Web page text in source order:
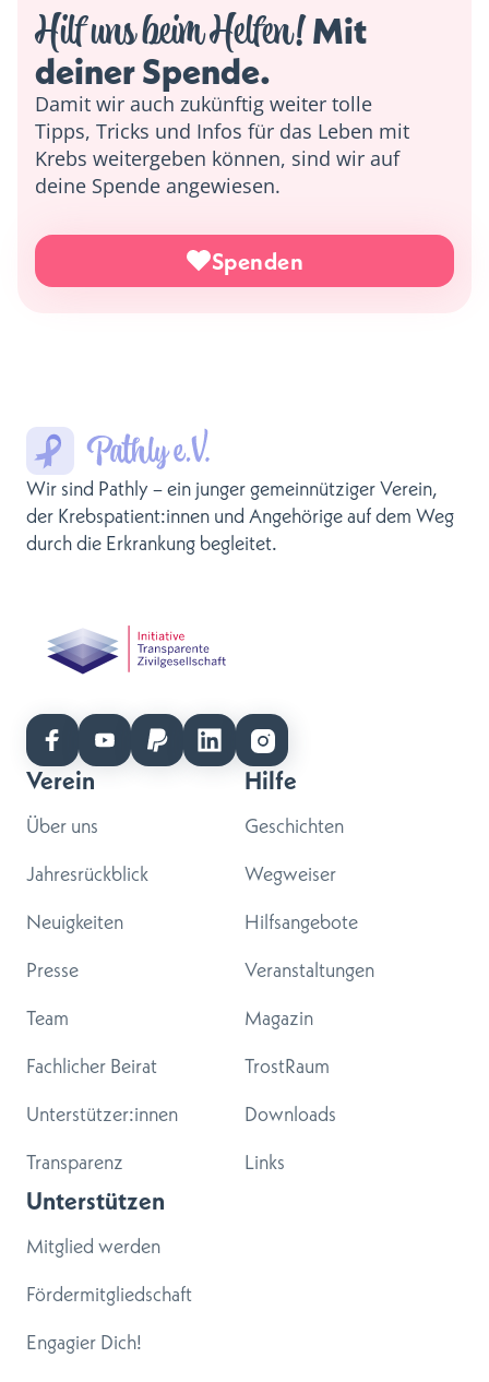
Hilf uns beim Helfen! Mit
deiner Spende.
Damit wir auch zukünftig weiter tolle
Tipps, Tricks und Infos für das Leben mit
Krebs weitergeben können, sind wir auf
deine Spende angewiesen.
Spenden
Wir sind Pathly – ein junger gemeinnütziger Verein,
der Krebspatient:innen und Angehörige auf dem Weg
durch die Erkrankung begleitet.
Verein
Über uns
Jahresrückblick
Neuigkeiten
Presse
Team
Fachlicher Beirat
Unterstützer:innen
Transparenz
Hilfe
Geschichten
Wegweiser
Hilfsangebote
Veranstaltungen
Magazin
TrostRaum
Downloads
Links
Unterstützen
Mitglied werden
Fördermitgliedschaft
Engagier Dich!